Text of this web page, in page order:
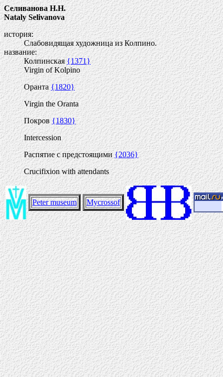
Селиванова Н.Н.
Nataly Selivanova
история:
Слабовидящая художница из Колпино.
название:
Колпинская{1371}
Virgin of Kolpino
Оранта{1820}
Virgin the Oranta
Покров{1830}
Intercession
Распятие с предстоящими {2036}
Crucifixion with attendants
Peter museum Mycrossof